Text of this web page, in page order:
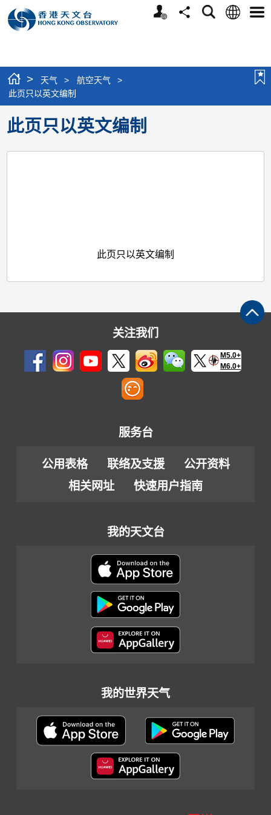
个
分
搜
语
选
> 天气 > 航空天气
>
此页只以英文编制
此页只以英文编制
此页只以英文编制
关注我们
M5.0+
M6.0+
服务台
公用表格 联络及支援
公开资料
相关网址
快速用户指南
我的天文台
我的世界天气